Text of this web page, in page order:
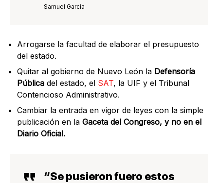
Samuel García
Arrogarse la facultad de elaborar el presupuesto
del estado.
Quitar al gobierno de Nuevo León la Defensoría
Pública del estado, el SAT, la UIF y el Tribunal
Contencioso Administrativo.
Cambiar la entrada en vigor de leyes con la simple
publicación en la Gaceta del Congreso, y no en el
Diario Oficial.
“Se pusieron fuero estos